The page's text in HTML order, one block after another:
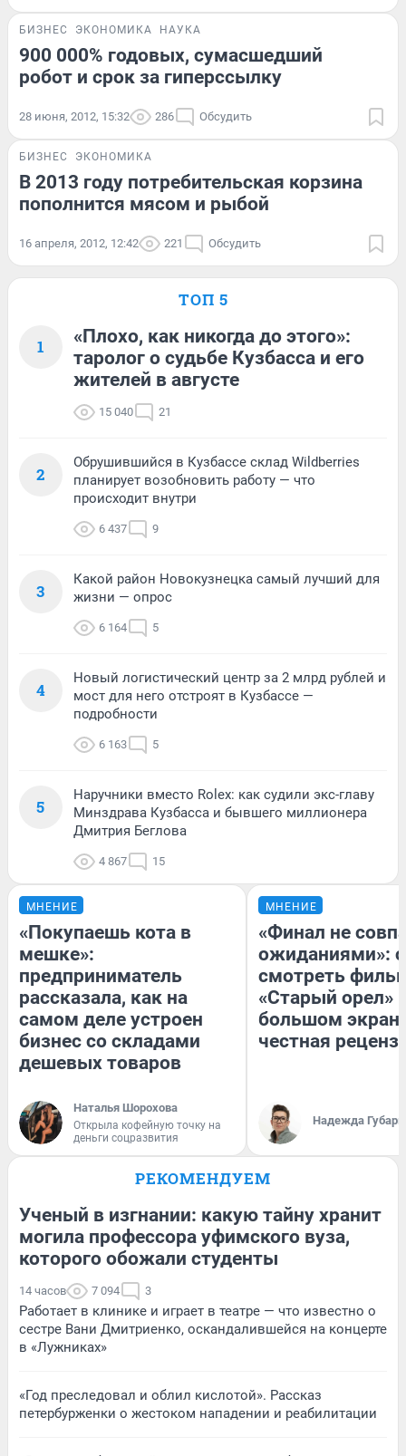
БИЗНЕС ЭКОНОМИКА НАУКА
900 000% годовых, сумасшедший
робот и срок за гиперссылку
28 июня, 2012, 15:32 286 Обсудить
БИЗНЕС ЭКОНОМИКА
В 2013 году потребительская корзина
пополнится мясом и рыбой
16 апреля, 2012, 12:42 221 Обсудить
ТОП 5
1
«Плохо, как никогда до этого»:
таролог о судьбе Кузбасса и его
жителей в августе
15 040 21
2
Обрушившийся в Кузбассе склад Wildberries
планирует возобновить работу — что
происходит внутри
6 437 9
3
Какой район Новокузнецка самый лучший для
жизни — опрос
6 164 5
4
Новый логистический центр за 2 млрд рублей и
мост для него отстроят в Кузбассе —
подробности
6 163 5
5
Наручники вместо Rolex: как судили экс-главу
Минздрава Кузбасса и бывшего миллионера
Дмитрия Беглова
4 867 15
МНЕНИЕ
«Покупаешь кота в
мешке»:
предприниматель
рассказала, как на
самом деле устроен
бизнес со складами
дешевых товаров
Наталья Шорохова
Открыла кофейную точку на
деньги соцразвития
МНЕНИЕ
«Финал не
ожиданиями»:
смотреть
«Старый орел»
большом
честная
Надежда Губарь
РЕКОМЕНДУЕМ
Ученый в изгнании: какую тайну хранит
могила профессора уфимского вуза,
которого обожали студенты
14 часов 7 094 3
Работает в клинике и играет в театре — что известно о
сестре Вани Дмитриенко, оскандалившейся на концерте
в «Лужниках»
«Год преследовал и облил кислотой». Рассказ
петербурженки о жестоком нападении и реабилитации